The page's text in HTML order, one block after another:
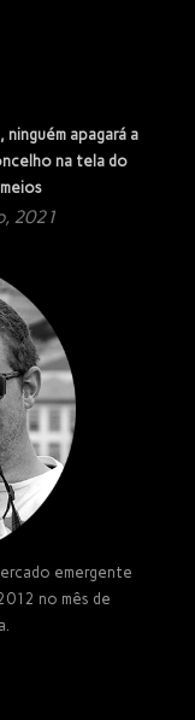
ninguém apagará a
na tela do
2021
emergente
no mês de